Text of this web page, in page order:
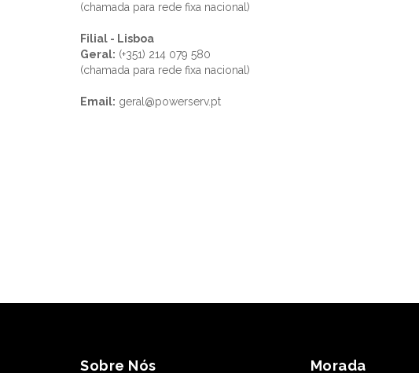
(chamada para rede fixa nacional)
Filial - Lisboa
Geral: (+351) 214 079 580
(chamada para rede fixa nacional)
Email: geral@powerserv.pt
Sobre Nós Morada